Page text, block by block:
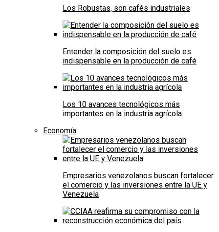
Los Robustas, son cafés industriales
Entender la composición del suelo es
indispensable en la producción de café
Los 10 avances tecnológicos más
importantes en la industria agrícola
Economía
Empresarios venezolanos buscan fortalecer
el comercio y las inversiones entre la UE y
Venezuela